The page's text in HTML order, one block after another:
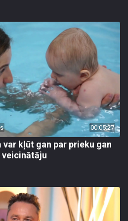
00:05:27
kļūt gan par prieku gan